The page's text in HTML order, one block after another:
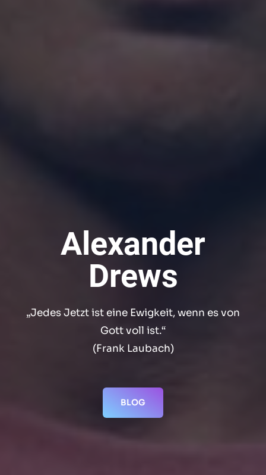
Alexander
Drews
„Jedes Jetzt ist eine Ewigkeit, wenn es von
Gott voll ist.“
(Frank Laubach)
BLOG